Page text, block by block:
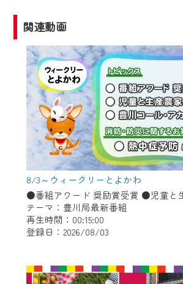
関連動画
8/3～ウィークリーとよかわ
テーマ：豊川局最新番組
再生時間：00:15:00
登録日：2026/08/03
ビス向上のため、
『CCNet Web TV』を利用い
一部コンテンツを除き、
CCNetサービスへの加入と『
ページ※』へのログインが必
す。
何卒、ご理解ご了承の程よ
いたします。
※マイページへのログインに
要となります。
※MyIDとは、CCNet Web TVを
各種サービスをご利用頂くため
IDはお客様が使っているメー
（GmailやYahooなどのフリー